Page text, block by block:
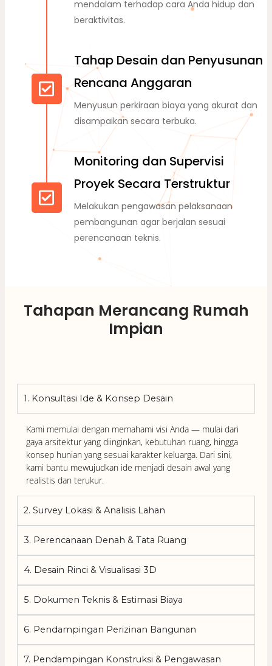
mendalam terhadap cara Anda hidup dan
beraktivitas.
Tahap Desain dan Penyusunan
Rencana Anggaran
Menyusun perkiraan biaya yang akurat dan
disampaikan secara terbuka.
Monitoring dan Supervisi
Proyek Secara Terstruktur
Melakukan pengawasan pelaksanaan
pembangunan agar berjalan sesuai
perencanaan teknis.
Tahapan Merancang Rumah
Impian
1. Konsultasi Ide & Konsep Desain
Kami memulai dengan memahami visi Anda — mulai dari
gaya arsitektur yang diinginkan, kebutuhan ruang, hingga
konsep hunian yang sesuai karakter keluarga. Dari sini,
kami bantu mewujudkan ide menjadi desain awal yang
realistis dan terukur.
2. Survey Lokasi & Analisis Lahan
3. Perencanaan Denah & Tata Ruang
4. Desain Rinci & Visualisasi 3D
5. Dokumen Teknis & Estimasi Biaya
6. Pendampingan Perizinan Bangunan
7. Pendampingan Konstruksi & Pengawasan